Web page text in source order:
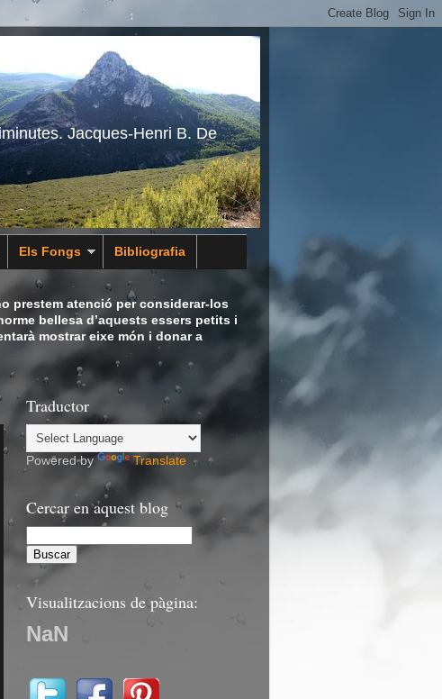
Jacques-Henri B. De
Els Fongs Bibliografia
prestem atenció per considerar-los
bellesa d’aquests essers petits i
mostrar eixe món i donar a
Traductor
Powered by Translate
Cercar en aquest blog
Visualitzacions de pàgina:
NaN